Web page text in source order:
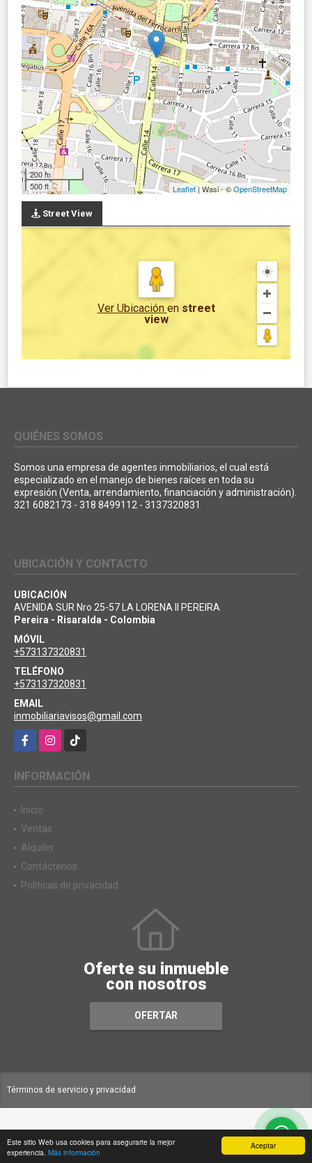
Aceptar
Este sitio Web usa cookies para asegurarte la mejor
experiencia. Más información
200 m
500 ft
Leaflet| Wasi - ©OpenStreetMap
Street View
Ver Ubicación en street
view
QUIÉNES SOMOS
Somos una empresa de agentes inmobiliarios, el cual está
especializado en el manejo de bienes raíces en toda su
expresión (Venta, arrendamiento, financiación y administración).
321 6082173 - 318 8499112 - 3137320831
UBICACIÓN Y CONTACTO
UBICACIÓN
AVENIDA SUR Nro 25-57 LA LORENA II PEREIRA
Pereira - Risaralda - Colombia
MÓVIL
+573137320831
TELÉFONO
+573137320831
EMAIL
inmobiliariavisos@gmail.com
FacebookInstagramTikTok
INFORMACIÓN
Inicio
Ventas
Alquiler
Contáctenos
Políticas de privacidad
Oferte su inmueble
con nosotros
OFERTAR
Términos de servicio y privacidad